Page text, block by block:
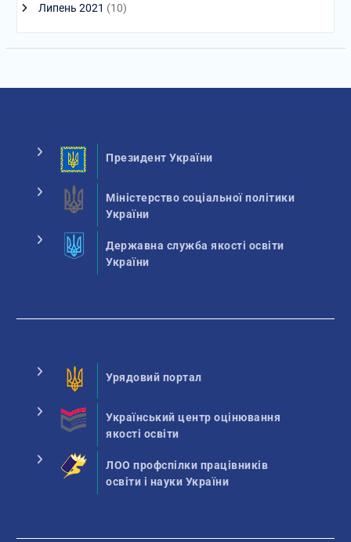
Липень 2021 (10)
Президент України
Міністерство соціальної політики
України
Державна служба якості освіти
України
Урядовий портал
Український центр оцінювання
якості освіти
ЛОО профспілки працівників
освіти і науки України